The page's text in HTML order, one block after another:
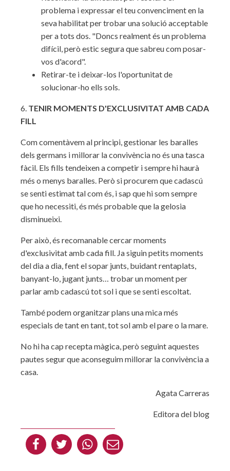
problema i expressar el teu convenciment en la
seva habilitat per trobar una solució acceptable
per a tots dos. "Doncs realment és un problema
difícil, però estic segura que sabreu com posar-
vos d'acord".
Retirar-te i deixar-los l'oportunitat de
solucionar-ho ells sols.
6. TENIR MOMENTS D'EXCLUSIVITAT AMB CADA
FILL
Com comentàvem al principi, gestionar les baralles
dels germans i millorar la convivència no és una tasca
fàcil. Els fills tendeixen a competir i sempre hi haurà
més o menys baralles. Però si procurem que cadascú
se senti estimat tal com és, i sap que hi som sempre
que ho necessiti, és més probable que la gelosia
disminueixi.
Per això, és recomanable cercar moments
d'exclusivitat amb cada fill. Ja siguin petits moments
del dia a dia, fent el sopar junts, buidant rentaplats,
banyant-lo, jugant junts… trobar un moment per
parlar amb cadascú tot sol i que se senti escoltat.
També podem organitzar plans una mica més
especials de tant en tant, tot sol amb el pare o la mare.
No hi ha cap recepta màgica, però seguint aquestes
pautes segur que aconseguim millorar la convivència a
casa.
Agata Carreras
Editora del blog